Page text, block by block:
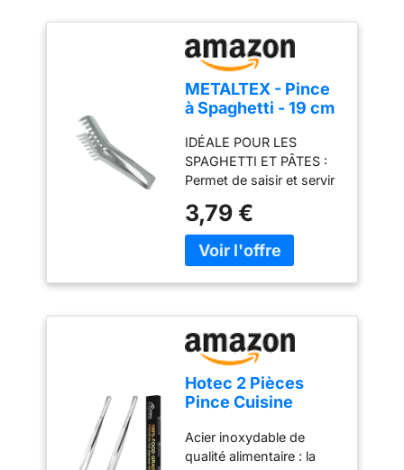
METALTEX - Pince
à Spaghetti - 19 cm
Dentée - Acier
Inoxydable
IDÉALE POUR LES
SPAGHETTI ET PÂTES :
Permet de saisir et servir
pâtes et nouilles avec
précision. 7 DENTS
POUR UNE MEILLEURE
efficace des aliments
pendant le service.
ACIER INOXYDABLE :
Conçue en inox résistant
avec finition brillante
pour une utilisation
FORMAT PRATIQUE 19
CM : Taille compacte
3,79 €
Hotec 2 Pièces
Pince Cuisine
Cuisine Inox
Professionnel,
Acier inoxydable de
qualité alimentaire : la